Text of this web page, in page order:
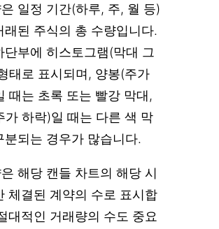
일정 기간(하루, 주, 월 등)
래된 주식의 총 수량입니다.
단부에 히스토그램(막대 그
태로 표시되며, 양봉(주가
때는 초록 또는 빨강 막대,
가 하락)일 때는 다른 색 막
분되는 경우가 많습니다.
해당 캔들 차트의 해당 시
체결된 계약의 수로 표시합
대적인 거래량의 수도 중요